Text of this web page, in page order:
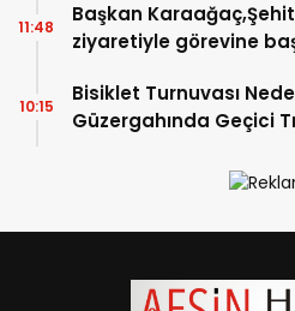
Başkan
ziyaretiyle görevine
11:48
Bisiklet Turnuvası
Güzergahında Geçici
10:15